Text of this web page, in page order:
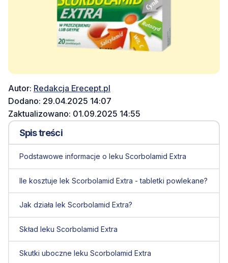
Autor: Redakcja Erecept.pl
Dodano: 29.04.2025 14:07
Zaktualizowano: 01.09.2025 14:55
Spis treści
Podstawowe informacje o leku Scorbolamid Extra
Ile kosztuje lek Scorbolamid Extra - tabletki powlekane?
Jak działa lek Scorbolamid Extra?
Skład leku Scorbolamid Extra
Skutki uboczne leku Scorbolamid Extra